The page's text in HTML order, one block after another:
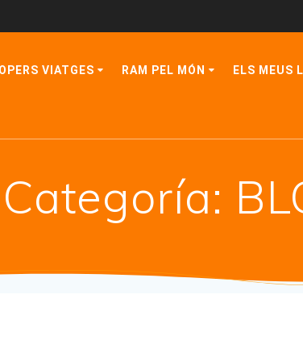
VIATGES RAM PEL MÓN ELS MEUS
Categoría: